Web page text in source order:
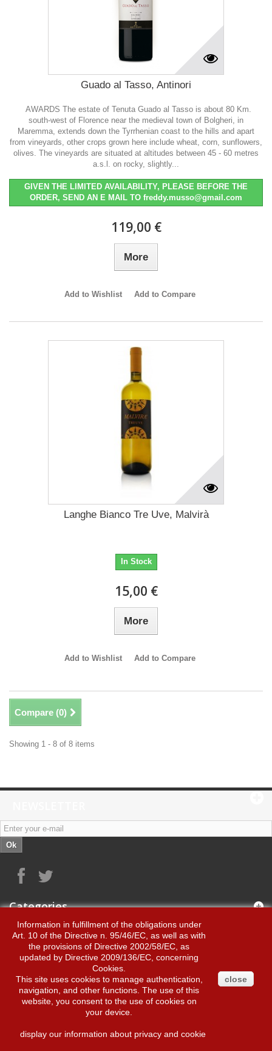
Guado al Tasso, Antinori
AWARDS The estate of Tenuta Guado al Tasso is about 80 Km.
south-west of Florence near the medieval town of Bolgheri, in
Maremma, extends down the Tyrrhenian coast to the hills and apart
from vineyards, other crops grown here include wheat, corn, sunflowers,
olives. The vineyards are situated at altitudes between 45 - 60 metres
a.s.l. on rocky, slightly...
GIVEN THE LIMITED AVAILABILITY, PLEASE BEFORE THE
ORDER, SEND AN E MAIL TO freddy.musso@gmail.com
119,00 €
More
Add to Wishlist Add to Compare
Langhe Bianco Tre Uve, Malvirà
In Stock
15,00 €
More
Add to Wishlist Add to Compare
Compare (0)
Showing 1 - 8 of 8 items
Ok
Categories
Information
Byvino s.n.c.
Information in fulfillment of the obligations under
Art. 10 of the Directive n. 95/46/EC, as well as with
the provisions of Directive 2002/58/EC, as
updated by Directive 2009/136/EC, concerning
Cookies.
This site uses cookies to manage authentication,
navigation, and other functions. The use of this
website, you consent to the use of cookies on
your device.
display our information about privacy and cookie
close
My account